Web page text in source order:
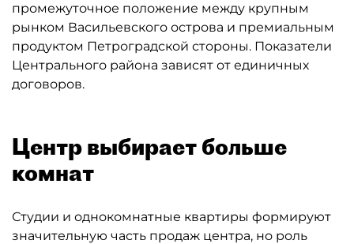
промежуточное положение между крупным
рынком Васильевского острова и премиальным
продуктом Петроградской стороны. Показатели
Центрального района зависят от единичных
договоров.
Центр выбирает больше
комнат
Студии и однокомнатные квартиры формируют
значительную часть продаж центра, но роль